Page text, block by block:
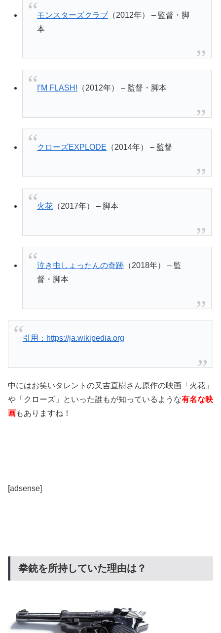
モンスターズクラブ（2012年） – 監督・脚
本
I’M FLASH! （2012年） – 監督・脚本
クローズEXPLODE （2014年） – 監督
火花（2017年） – 脚本
泣き虫しょったんの奇跡（2018年） – 監
督・脚本
引用：https://ja.wikipedia.org
中にはお笑いタレントの又吉直樹さん原作の映画「 火花 」
や「クローズ」といった誰もが知っているような有名な映
画 もありますね！
[adsense]
拳銃を所持していた理由は？